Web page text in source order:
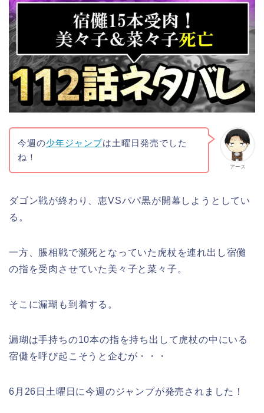
アース
今週の少年ジャンプは土曜日発売でした
ね！
ダゴン戦が終わり、恵VSパパ黒が開幕しようとしてい
る。
一方、脹相戦で瀕死となっていた虎杖を連れ出し宿儺
の指を受肉させていた美々子と菜々子。
そこに漏瑚も到着する。
漏瑚は手持ちの10本の指を持ち出して虎杖の中にいる
宿儺を呼び起こそうと企むが・・・
6月26日土曜日に今週のジャンプが発売されました！